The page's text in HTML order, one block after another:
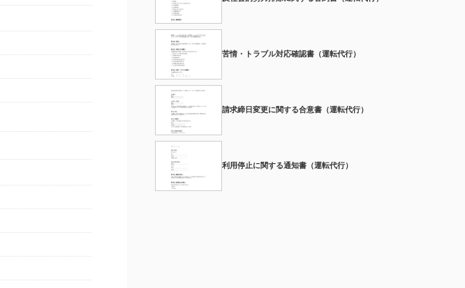
苦情・トラブル対応確認書（運転代行）
請求締日変更に関する合意書（運転代行）
利用停止に関する通知書（運転代行）